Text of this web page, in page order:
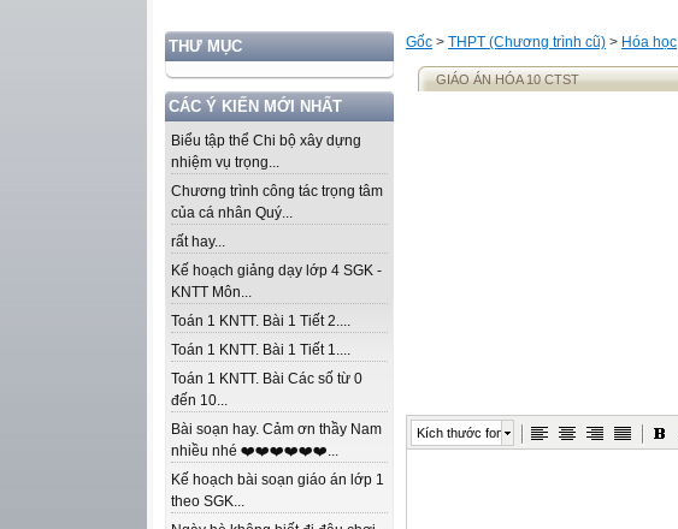
THƯ MỤC
CÁC Ý KIẾN MỚI NHẤT
Biểu tập thể Chi bộ xây dựng
nhiệm vụ trọng...
Chương trình công tác trọng tâm
của cá nhân Quý...
rất hay...
Kế hoạch giảng dạy lớp 4 SGK -
KNTT Môn...
Toán 1 KNTT. Bài 1 Tiết 2....
Toán 1 KNTT. Bài 1 Tiết 1....
Toán 1 KNTT. Bài Các số từ 0
đến 10...
Bài soạn hay. Cảm ơn thầy Nam
nhiều nhé ❤️❤️❤️❤️❤️❤️...
Kế hoạch bài soạn giáo án lớp 1
theo SGK...
Gốc > THPT (Chương trình cũ) > Hóa học
GIÁO ÁN HÓA 10 CTST
Kích thước font